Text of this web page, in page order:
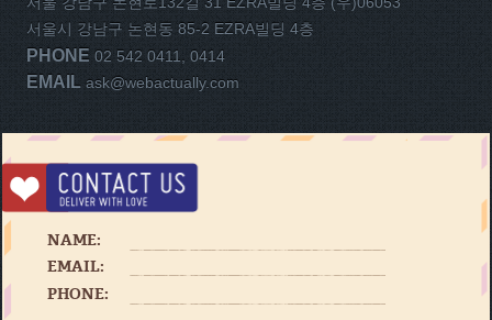
서울시 강남구 논현동 85-2 EZRA빌딩 4층
PHONE 02 542 0411, 0414
EMAIL ask@webactually.com
NAME:
EMAIL:
PHONE: